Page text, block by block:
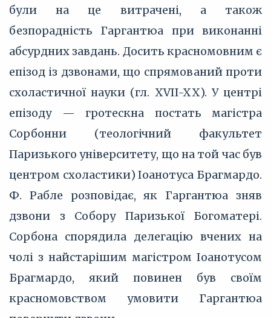
були на це витрачені, а також
безпорадність Гаргантюа при виконанні
абсурдних завдань. Досить красномовним є
епізод із дзвонами, що спрямований проти
схоластичної науки (гл. XVII-XX). У центрі
епізоду — гротескна постать магістра
Сорбонни (теологічний факультет
Паризького університету, що на той час був
центром схоластики) Іоанотуса Брагмардо.
Ф. Рабле розповідає, як Гаргантюа зняв
дзвони з Собору Паризької Богоматері.
Сорбона спорядила делегацію вчених на
чолі з найстарішим магістром Іоанотусом
Брагмардо, який повинен був своїм
красномовством умовити Гаргантюа